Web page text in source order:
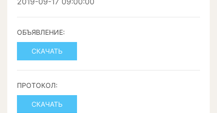
ОБЪЯВЛЕНИЕ:
СКАЧАТЬ
ПРОТОКОЛ:
СКАЧАТЬ